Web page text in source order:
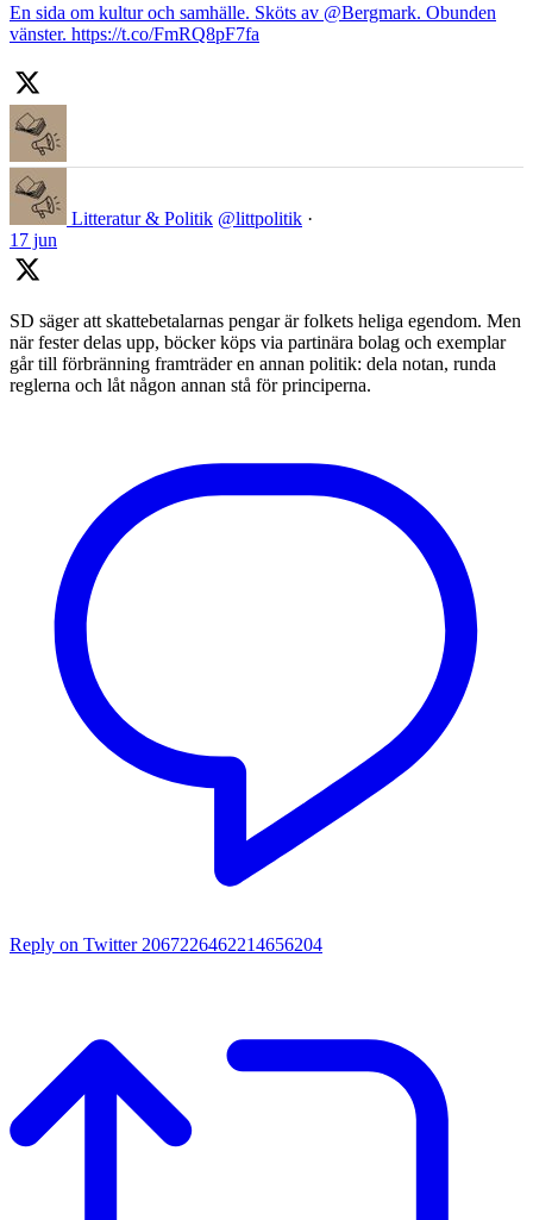
En sida om kultur och samhälle. Sköts av @Bergmark. Obunden
vänster. https://t.co/FmRQ8pF7fa
Litteratur & Politik @littpolitik ·
17 jun
SD säger att skattebetalarnas pengar är folkets heliga egendom. Men
när fester delas upp, böcker köps via partinära bolag och exemplar
går till förbränning framträder en annan politik: dela notan, runda
reglerna och låt någon annan stå för principerna.
Reply on Twitter 2067226462214656204